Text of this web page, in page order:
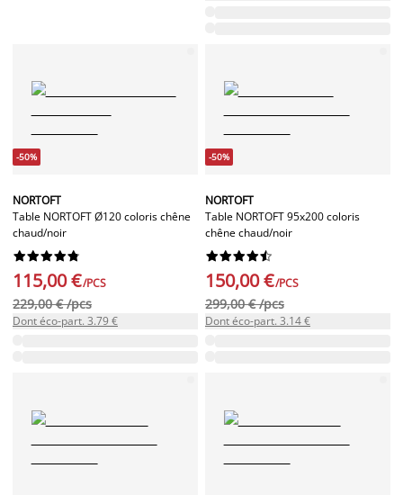
-50%
NORTOFT
Table NORTOFT Ø120 coloris chêne
chaud/noir






115,00 €/PCS
229,00 € /pcs
Dont éco-part. 3.79 €
-50%
NORTOFT
Table NORTOFT 95x200 coloris
chêne chaud/noir






150,00 €/PCS
299,00 € /pcs
Dont éco-part. 3.14 €